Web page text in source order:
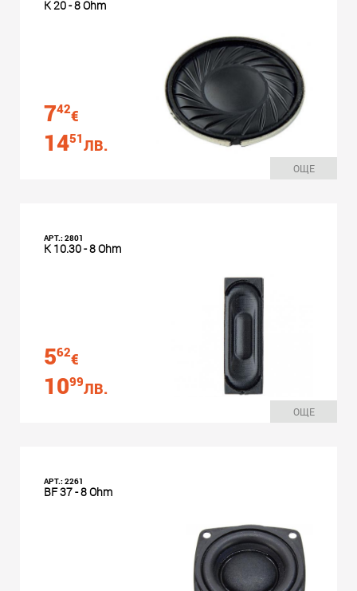
K 20 - 8 Ohm
742€
1451ЛВ.
ОЩЕ
АРТ.: 2801
K 10.30 - 8 Ohm
562€
1099ЛВ.
ОЩЕ
АРТ.: 2261
BF 37 - 8 Ohm